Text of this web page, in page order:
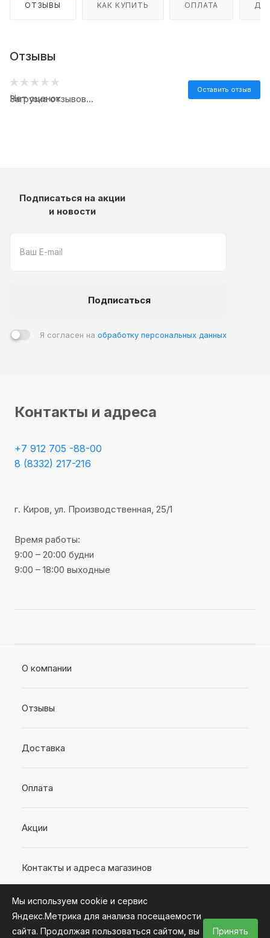
ОТЗЫВЫ КАК КУПИТЬ ОПЛАТА
Отзывы
Нет оценок
Оставить отзыв
Загрузка отзывов...
Подписаться на акции
и новости
Подписаться
Я согласен на обработку персональных данных
Контакты и адреса
+7 912 705 -88-00
8 (8332) 217-216
г. Киров, ул. Производственная, 25/1
Время работы:
9:00 – 20:00 будни
9:00 – 18:00 выходные
О компании
Отзывы
Доставка
Оплата
Акции
Контакты и адреса магазинов
Мы используем cookie и сервис
Яндекс.Метрика для анализа посещаемости
сайта. Продолжая пользоваться сайтом, вы
Принять